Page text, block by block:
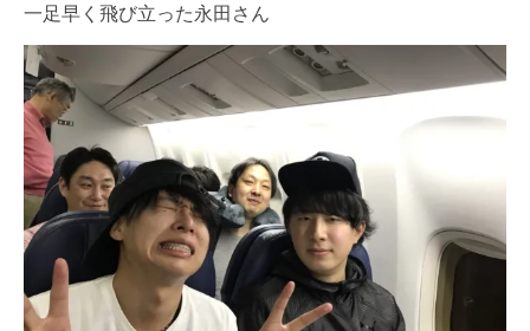
一足早く飛び立った永田さん